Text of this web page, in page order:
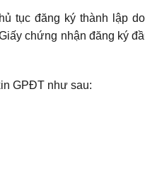
tục đăng ký thành lập
chứng nhận đăng ký
GPĐT như sau: